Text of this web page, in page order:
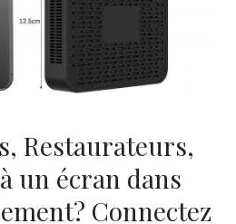
Restaurateurs,
un écran dans
Connectez